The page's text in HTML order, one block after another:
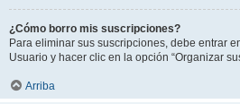
¿Cómo borro mis suscripciones?
Para eliminar sus suscripciones, debe entrar
Usuario y hacer clic en la opción “Organizar
Arriba